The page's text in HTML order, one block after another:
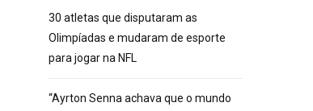
30 atletas que disputaram as
Olimpíadas e mudaram de esporte
para jogar na NFL
“Ayrton Senna achava que o mundo